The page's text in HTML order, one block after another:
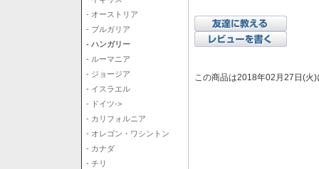
- オーストリア
- ブルガリア
- ハンガリー
- ルーマニア
- ジョージア
- イスラエル
- ドイツ->
- カリフォルニア
- オレゴン・ワシントン
- カナダ
- チリ
この商品は2018年02月27日(火